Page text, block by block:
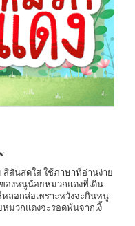
สันสดใส ใช้ภาษาที่อ่านง่าย
ของหนูน้อยหมวกแดงที่เดิน
ลอกล่อเพราะหวังจะกินหนู
มวกแดงจะรอดพ้นจากเงี้